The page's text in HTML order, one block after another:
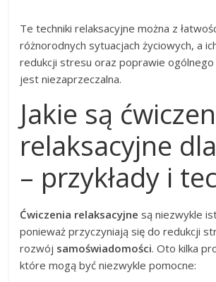
Te techniki relaksacyjne można z
różnorodnych sytuacjach życiowych, a
redukcji stresu oraz poprawie ogólnego
jest niezaprzeczalna.
Jakie są
relaksacyjne
– przykłady i
Ćwiczenia relaksacyjne są niezwykle
ponieważ przyczyniają się do redukcji
rozwój samoświadomości. Oto kilka
które mogą być niezwykle pomocne: